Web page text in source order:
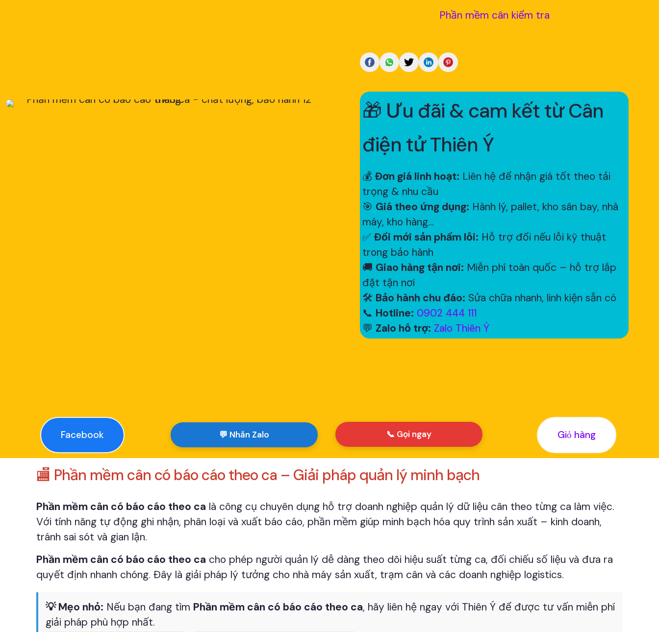
Phần mềm cân kiểm tra
🎁 Ưu đãi & cam kết từ Cân
điện tử Thiên Ý
💰 Đơn giá linh hoạt: Liên hệ để nhận giá tốt theo tải
trọng & nhu cầu
🎯 Giá theo ứng dụng: Hành lý, pallet, kho sân bay, nhà
máy, kho hàng...
✅ Đổi mới sản phẩm lỗi: Hỗ trợ đổi nếu lỗi kỹ thuật
trong bảo hành
🚚 Giao hàng tận nơi: Miễn phí toàn quốc – hỗ trợ lắp
đặt tận nơi
🛠 Bảo hành chu đáo: Sửa chữa nhanh, linh kiện sẵn có
📞 Hotline: 0902 444 111
💬 Zalo hỗ trợ: Zalo Thiên Ý
Facebook 💬 Nhắn Zalo 📞 Gọi ngay Giỏ hàng
🏬 Phần mềm cân có báo cáo theo ca – Giải pháp quản lý minh bạch
Phần mềm cân có báo cáo theo ca là công cụ chuyên dụng hỗ trợ doanh nghiệp quản lý dữ liệu cân theo từng ca làm việc.
Với tính năng tự động ghi nhận, phân loại và xuất báo cáo, phần mềm giúp minh bạch hóa quy trình sản xuất – kinh doanh,
tránh sai sót và gian lận.
Phần mềm cân có báo cáo theo ca cho phép người quản lý dễ dàng theo dõi hiệu suất từng ca, đối chiếu số liệu và đưa ra
quyết định nhanh chóng. Đây là giải pháp lý tưởng cho nhà máy sản xuất, trạm cân và các doanh nghiệp logistics.
💡 Mẹo nhỏ: Nếu bạn đang tìm Phần mềm cân có báo cáo theo ca, hãy liên hệ ngay với Thiên Ý để được tư vấn miễn phí
giải pháp phù hợp nhất.